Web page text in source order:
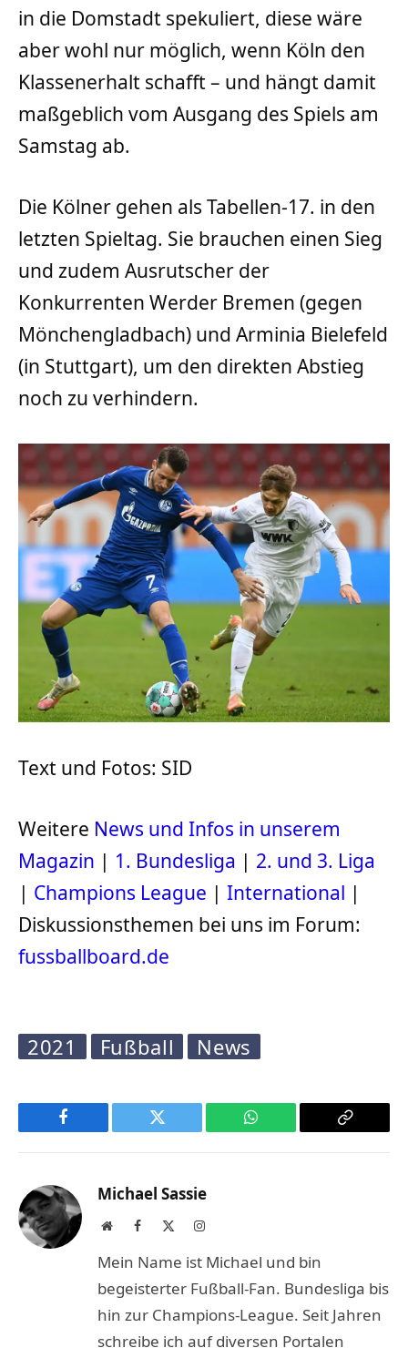
in die Domstadt spekuliert, diese wäre
aber wohl nur möglich, wenn Köln den
Klassenerhalt schafft – und hängt damit
maßgeblich vom Ausgang des Spiels am
Samstag ab.
Die Kölner gehen als Tabellen-17. in den
letzten Spieltag. Sie brauchen einen Sieg
und zudem Ausrutscher der
Konkurrenten Werder Bremen (gegen
Mönchengladbach) und Arminia Bielefeld
(in Stuttgart), um den direkten Abstieg
noch zu verhindern.
Text und Fotos: SID
Weitere News und Infos in unserem
Magazin | 1. Bundesliga | 2. und 3. Liga
| Champions League | International |
Diskussionsthemen bei uns im Forum:
fussballboard.de
2021 Fußball News
Facebook Twitter WhatsApp
Copy
Michael Sassie
WebsiteFacebook Instagram
Mein Name ist Michael und bin
begeisterter Fußball-Fan. Bundesliga bis
hin zur Champions-League. Seit Jahren
schreibe ich auf diversen Portalen